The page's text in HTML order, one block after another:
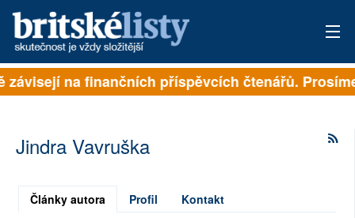
PŘIHLÁSIT
ARCHIV
ROZHOVORY
závisejí na finančních příspěvcích čtenářů.
Jindra Vavruška
Články autora Profil Kontakt